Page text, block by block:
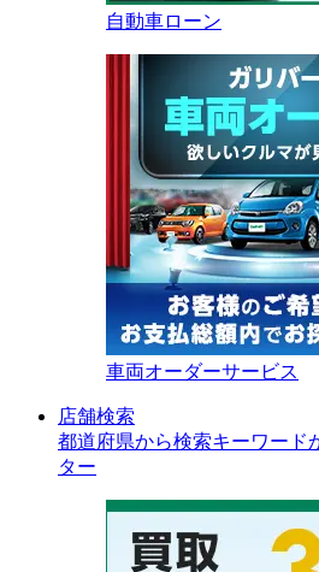
自動車ローン
車両オーダーサービス
店舗検索
都道府県から検索キーワード
ター